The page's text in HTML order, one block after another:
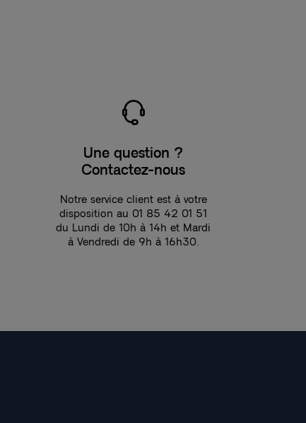
Une question ?
Contactez-nous
Notre service client est à votre
disposition au 01 85 42 01 51
du Lundi de 10h à 14h et Mardi
à Vendredi de 9h à 16h30.